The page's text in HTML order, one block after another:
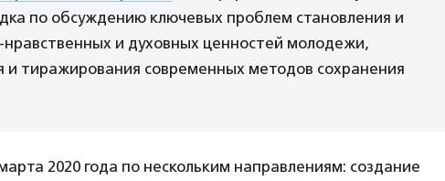
по обсуждению ключевых проблем становления и
нравственных и духовных ценностей молодежи,
и тиражирования современных методов сохранения
2020 года по нескольким направлениям: создание